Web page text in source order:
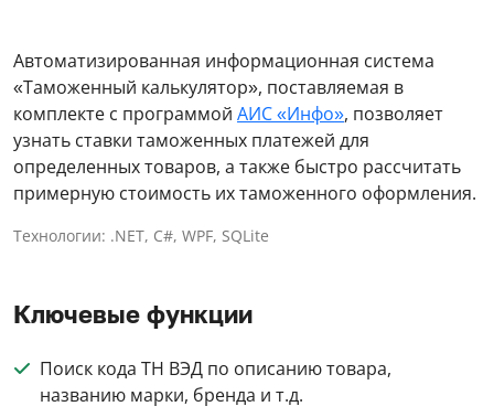
Автоматизированная информационная система
«Таможенный калькулятор», поставляемая в
комплекте с программой АИС «Инфо», позволяет
узнать ставки таможенных платежей для
определенных товаров, а также быстро рассчитать
примерную стоимость их таможенного оформления.
Технологии: .NET, C#, WPF, SQLite
Ключевые функции
Поиск кода ТН ВЭД по описанию товара,
названию марки, бренда и т.д.